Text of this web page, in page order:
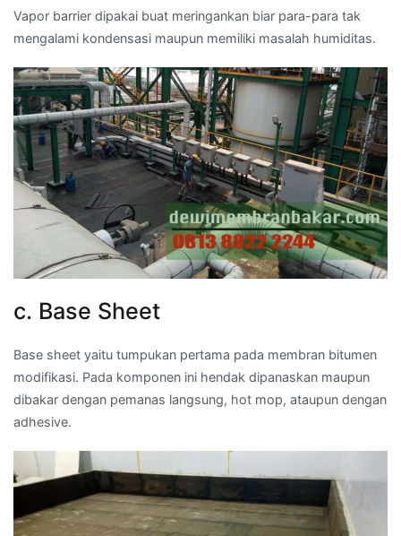
Vapor barrier dipakai buat meringankan biar para-para tak
mengalami kondensasi maupun memiliki masalah humiditas.
c. Base Sheet
Base sheet yaitu tumpukan pertama pada membran bitumen
modifikasi. Pada komponen ini hendak dipanaskan maupun
dibakar dengan pemanas langsung, hot mop, ataupun dengan
adhesive.